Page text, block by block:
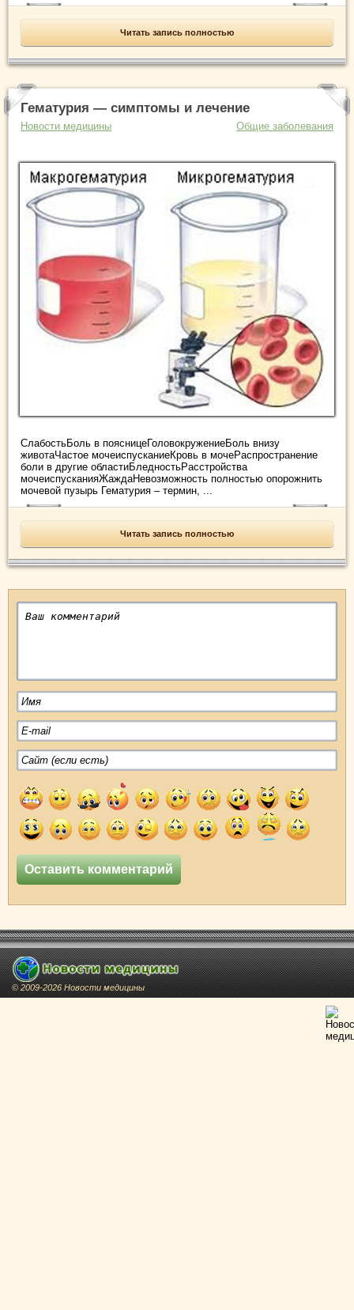
Читать запись полностью
Гематурия — симптомы и лечение
Новости медицины Общие заболевания
СлабостьБоль в поясницеГоловокружениеБоль внизу
животаЧастое мочеиспусканиеКровь в мочеРаспространение
боли в другие областиБледностьРасстройства
мочеиспусканияЖаждаНевозможность полностью опорожнить
мочевой пузырь Гематурия – термин, ...
Читать запись полностью
© 2009-2026 Новости медицины